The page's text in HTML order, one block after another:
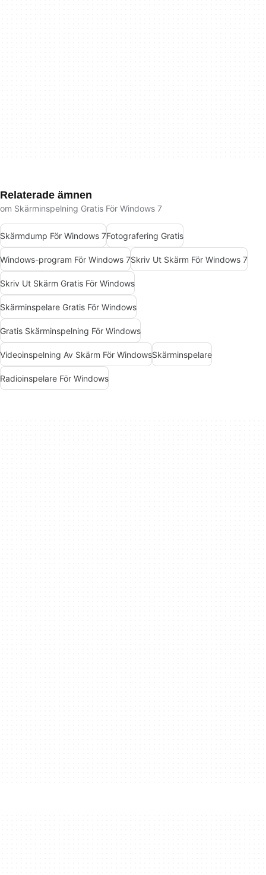
Relaterade ämnen
om Skärminspelning Gratis För Windows 7
Skärmdump För Windows 7Fotografering Gratis
Windows-program För Windows 7Skriv Ut Skärm För Windows 7
Skriv Ut Skärm Gratis För Windows
Skärminspelare Gratis För Windows
Gratis Skärminspelning För Windows
Videoinspelning Av Skärm För WindowsSkärminspelare
Radioinspelare För Windows